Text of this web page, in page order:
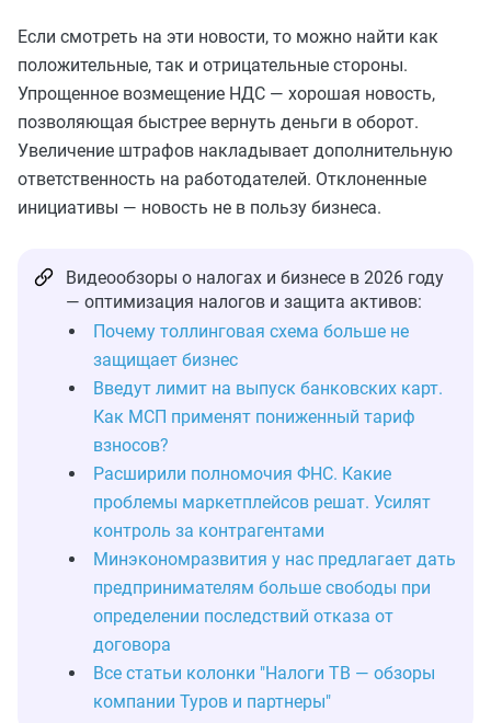
Если смотреть на эти новости, то можно найти как
положительные, так и отрицательные стороны.
Упрощенное возмещение НДC — хорошая новость,
позволяющая быстрее вернуть деньги в оборот.
Увеличение штрафов накладывает дополнительную
ответственность на работодателей. Отклоненные
инициативы — новость не в пользу бизнеса.
Видеообзоры о налогах и бизнесе в 2026 году
— оптимизация налогов и защита активов:
Почему толлинговая схема больше не
защищает бизнес
Введут лимит на выпуск банковских карт.
Как МСП применят пониженный тариф
взносов?
Расширили полномочия ФНС. Какие
проблемы маркетплейсов решат. Усилят
контроль за контрагентами
Минэкономразвития у нас предлагает дать
предпринимателям больше свободы при
определении последствий отказа от
договора
Все статьи колонки "Налоги ТВ — обзоры
компании Туров и партнеры"